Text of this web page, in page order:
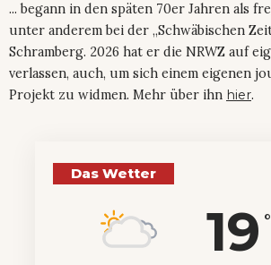
... begann in den späten 70er Jahren als
unter anderem bei der „Schwäbischen
Schramberg. 2026 hat er die NRWZ auf
verlassen, auch, um sich einem eigenen
Projekt zu widmen. Mehr über ihn hier.
Das Wetter
19